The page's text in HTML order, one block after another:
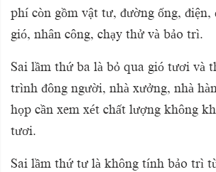
phí còn gồm vật tư, đường ống, điện,
gió, nhân công, chạy thử và bảo trì.
Sai lầm thứ ba là bỏ qua gió tươi và
trình đông người, nhà xưởng, nhà
họp cần xem xét chất lượng không
tươi.
Sai lầm thứ tư là không tính bảo trì